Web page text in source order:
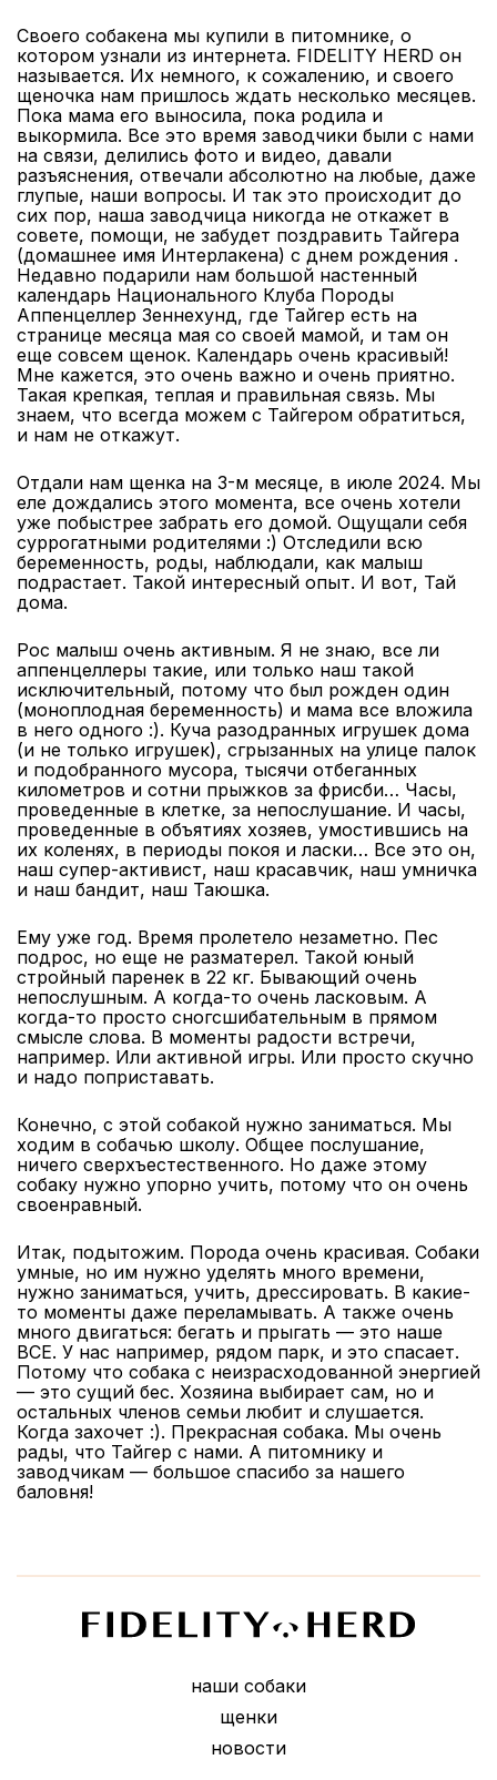
Своего собакена мы купили в питомнике, о
котором узнали из интернета. FIDELITY HERD он
называется. Их немного, к сожалению, и своего
щеночка нам пришлось ждать несколько месяцев.
Пока мама его выносила, пока родила и
выкормила. Все это время заводчики были с нами
на связи, делились фото и видео, давали
разъяснения, отвечали абсолютно на любые, даже
глупые, наши вопросы. И так это происходит до
сих пор, наша заводчица никогда не откажет в
совете, помощи, не забудет поздравить Тайгера
(домашнее имя Интерлакена) с днем рождения .
Недавно подарили нам большой настенный
календарь Национального Клуба Породы
Аппенцеллер Зеннехунд, где Тайгер есть на
странице месяца мая со своей мамой, и там он
еще совсем щенок. Календарь очень красивый!
Мне кажется, это очень важно и очень приятно.
Такая крепкая, теплая и правильная связь. Мы
знаем, что всегда можем с Тайгером обратиться,
и нам не откажут.
Отдали нам щенка на 3-м месяце, в июле 2024. Мы
еле дождались этого момента, все очень хотели
уже побыстрее забрать его домой. Ощущали себя
суррогатными родителями :) Отследили всю
беременность, роды, наблюдали, как малыш
подрастает. Такой интересный опыт. И вот, Тай
дома.
Рос малыш очень активным. Я не знаю, все ли
аппенцеллеры такие, или только наш такой
исключительный, потому что был рожден один
(моноплодная беременность) и мама все вложила
в него одного :). Куча разодранных игрушек дома
(и не только игрушек), сгрызанных на улице палок
и подобранного мусора, тысячи отбеганных
километров и сотни прыжков за фрисби… Часы,
проведенные в клетке, за непослушание. И часы,
проведенные в объятиях хозяев, умостившись на
их коленях, в периоды покоя и ласки… Все это он,
наш супер-активист, наш красавчик, наш умничка
и наш бандит, наш Таюшка.
Ему уже год. Время пролетело незаметно. Пес
подрос, но еще не разматерел. Такой юный
стройный паренек в 22 кг. Бывающий очень
непослушным. А когда-то очень ласковым. А
когда-то просто сногсшибательным в прямом
смысле слова. В моменты радости встречи,
например. Или активной игры. Или просто скучно
и надо поприставать.
Конечно, с этой собакой нужно заниматься. Мы
ходим в собачью школу. Общее послушание,
ничего сверхъестественного. Но даже этому
собаку нужно упорно учить, потому что он очень
своенравный.
Итак, подытожим. Порода очень красивая. Собаки
умные, но им нужно уделять много времени,
нужно заниматься, учить, дрессировать. В какие-
то моменты даже переламывать. А также очень
много двигаться: бегать и прыгать — это наше
ВСЕ. У нас например, рядом парк, и это спасает.
Потому что собака с неизрасходованной энергией
— это сущий бес. Хозяина выбирает сам, но и
остальных членов семьи любит и слушается.
Когда захочет :). Прекрасная собака. Мы очень
рады, что Тайгер с нами. А питомнику и
заводчикам — большое спасибо за нашего
баловня!
наши собаки
щенки
новости